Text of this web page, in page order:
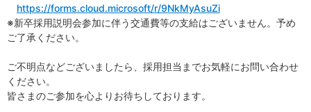
https://forms.cloud.microsoft/r/9NkMyAsuZi
※新卒採用説明会参加に伴う交通費等の支給はございません。予め
ご了承ください。
ご不明点などございましたら、採用担当までお気軽にお問い合わせ
ください。
皆さまのご参加を心よりお待ちしております。